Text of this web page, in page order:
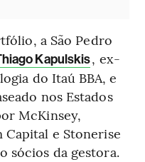
a São Pedro
Kapulskis, ex-
do Itaú BBA, e
nos Estados
McKinsey,
Capital e Stonerise
sócios da gestora.